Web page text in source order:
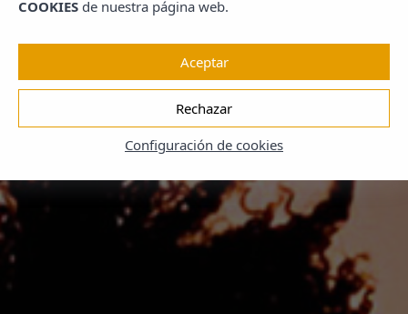
COOKIES de nuestra página web.
Configuración de cookies
Rechazar
Aceptar